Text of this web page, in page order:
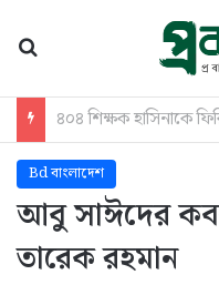
শেরপুরে নদী থেকে
Bd বাংলাদেশ
আবু সাঈদের
তারেক রহমান